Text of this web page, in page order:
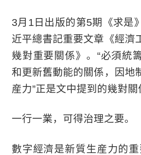
3月1日出版的第5期《求是
近平總書記重要文章《經濟
幾對重要關係》。“必須統
和更新舊動能的關係，因地
産力”正是文中提到的幾對關
一行一業，可得治理之要。
數字經濟是新質生産力的